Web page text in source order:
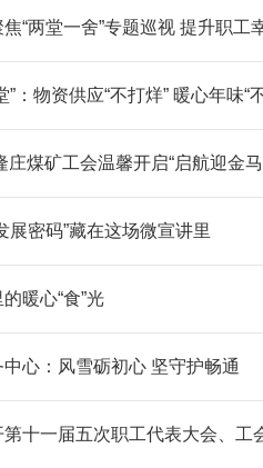
“两堂一舍”专题巡视 提升职工
：物资供应“不打烊” 暖心年味“
煤矿工会温馨开启“启航迎金
展密码”藏在这场微宣讲里
暖心“食”光
心：风雪砺初心 坚守护畅通
十一届五次职工代表大会、工